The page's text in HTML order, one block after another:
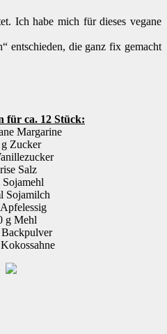
Ich habe mich für dieses vegane
entschieden, die ganz fix gemacht
für ca. 12 Stück:
Margarine
Zucker
Salz
Sojamilch
g Mehl